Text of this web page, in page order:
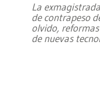
La
de contrapeso
olvido,
de nuevas